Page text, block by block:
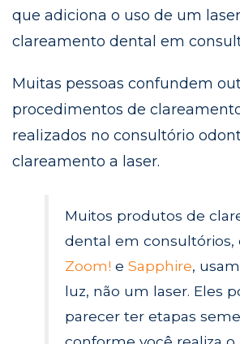
que adiciona o uso de um
clareamento dental em
Muitas pessoas confundem
procedimentos de
realizados no consultório
clareamento a laser.
Muitos produtos de
dental em consultórios,
Zoom! e Sapphire,
luz, não um laser. Eles
parecer ter etapas